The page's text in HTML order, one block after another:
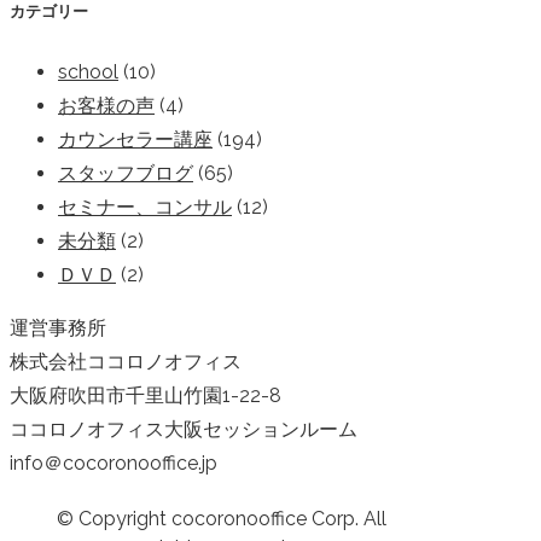
カテゴリー
school (10)
お客様の声 (4)
カウンセラー講座 (194)
スタッフブログ (65)
セミナー、コンサル (12)
未分類 (2)
ＤＶＤ (2)
運営事務所
株式会社ココロノオフィス
大阪府吹田市千里山竹園1-22-8
ココロノオフィス大阪セッションルーム
info＠cocoronooffice.jp
© Copyright cocoronooffice Corp. All